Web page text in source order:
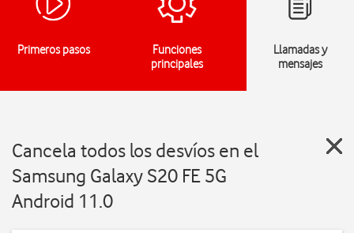
Primeros pasos
Funciones
principales
Llamadas y
mensajes
Cancela todos los desvíos en el
Samsung Galaxy S20 FE 5G
Android 11.0